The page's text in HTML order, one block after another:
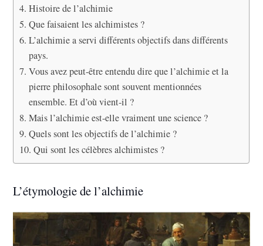
Histoire de l’alchimie
Que faisaient les alchimistes ?
L’alchimie a servi différents objectifs dans différents
pays.
Vous avez peut-être entendu dire que l’alchimie et la
pierre philosophale sont souvent mentionnées
ensemble. Et d’où vient-il ?
Mais l’alchimie est-elle vraiment une science ?
Quels sont les objectifs de l’alchimie ?
Qui sont les célèbres alchimistes ?
L’étymologie de l’alchimie